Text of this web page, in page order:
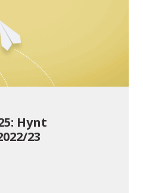
Hynt
23